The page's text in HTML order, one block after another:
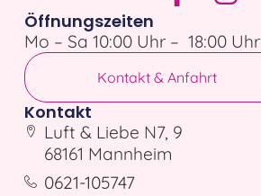
Öffnungszeiten
Mo – Sa 10:00 Uhr – 18:00 Uhr
Kontakt & Anfahrt
Kontakt
Luft & Liebe N7, 9
68161 Mannheim
0621-105747